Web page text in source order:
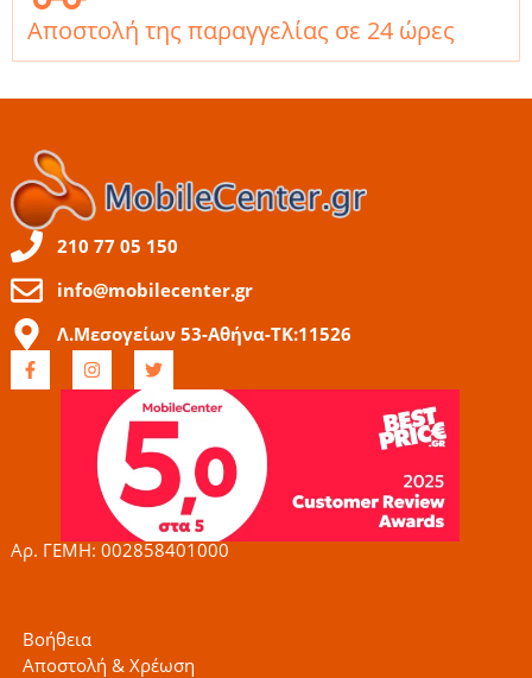
Αποστολή της παραγγελίας σε 24 ώρες
210 77 05 150
info@mobilecenter.gr
Λ.Μεσογείων 53-Αθήνα-ΤΚ:11526
F
a
c
I
n
s
g
r
a
m
T
w
t
t
e
r
Αρ. ΓΕΜΗ: 002858401000
Βοήθεια
Αποστολή & Χρέωση